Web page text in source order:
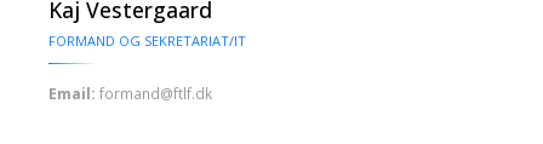
Kaj Vestergaard
FORMAND OG SEKRETARIAT/IT
Email: formand@ftlf.dk